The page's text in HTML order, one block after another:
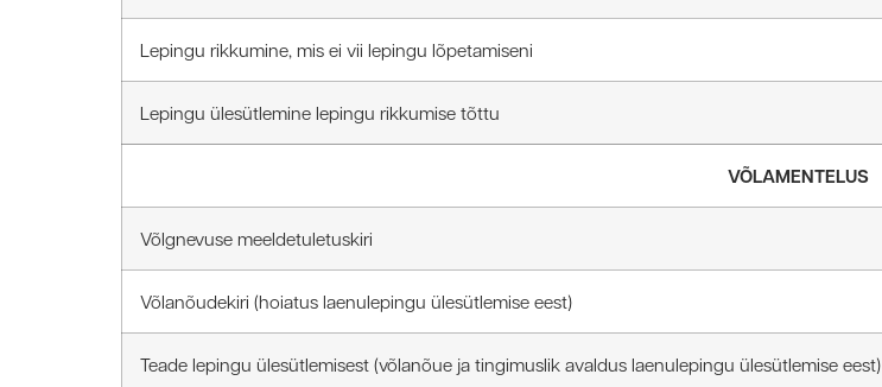
Lepingu rikkumine, mis ei vii lepingu lõpetamiseni
Lepingu ülesütlemine lepingu rikkumise tõttu
VÕLAMENTELUS
Võlgnevuse meeldetuletuskiri
Võlanõudekiri (hoiatus laenulepingu ülesütlemise eest)
Teade lepingu ülesütlemisest (võlanõue ja tingimuslik avaldus laenulepingu ülesütlemise eest)